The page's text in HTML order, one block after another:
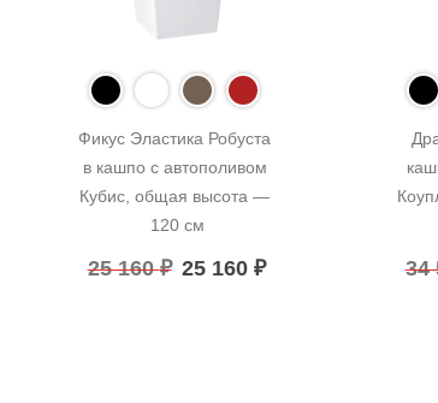
Фикус Эластика Робуста
в кашпо с автополивом
Кубис, общая высота —
120 см
25 160₽ 25 160₽ 34